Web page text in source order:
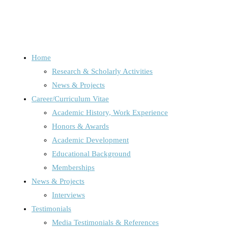
Home
Research & Scholarly Activities
News & Projects
Career/Curriculum Vitae
Academic History, Work Experience
Honors & Awards
Academic Development
Educational Background
Memberships
News & Projects
Interviews
Testimonials
Media Testimonials & References
Kategorie:
Audience Research /Media Use & Media Effects
Interviews
Online